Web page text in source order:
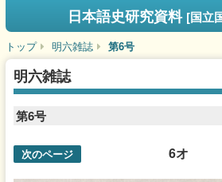
日本語史研究資料 [国立
トップ 明六雑誌 第6号
明六雑誌
第6号
6オ
次のページ